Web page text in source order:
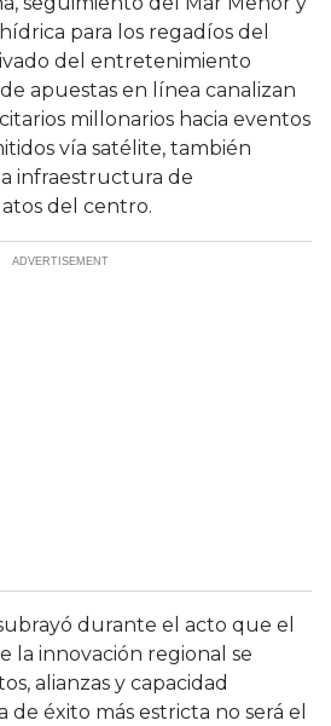
para los regadíos del
del entretenimiento
apuestas en línea canalizan
millonarios hacia eventos
vía satélite, también
infraestructura de
del centro.
durante el acto que el
la innovación regional se
alianzas y capacidad
de éxito más estricta no será el